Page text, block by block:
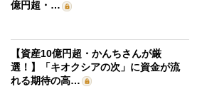
億円超・…
【資産10億円超・かんちさんが厳
選！】「キオクシアの次」に資金が流
れる期待の高…